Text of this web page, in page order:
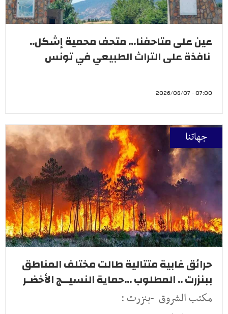
عين على متاحفنا... متحف محمية إشكل..
نافذة على التراث الطبيعي في تونس
07:00 - 2026/08/07
جهاتنا
حرائق غابية متتالية طالت مختلف المناطق
ببنزرت .. المطلوب ...حماية النسيــج الأخضـر
مكتب الشروق -بنزرت :